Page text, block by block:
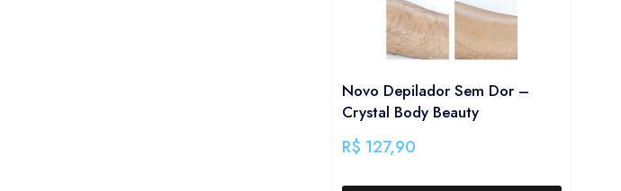
Novo Depilador Sem Dor –
Crystal Body Beauty
R$ 127,90